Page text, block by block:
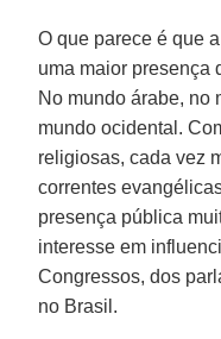
O que parece é que
uma maior presença
No mundo árabe, no
mundo ocidental.
religiosas, cada vez
correntes
presença pública
interesse em
Congressos, dos
no Brasil.